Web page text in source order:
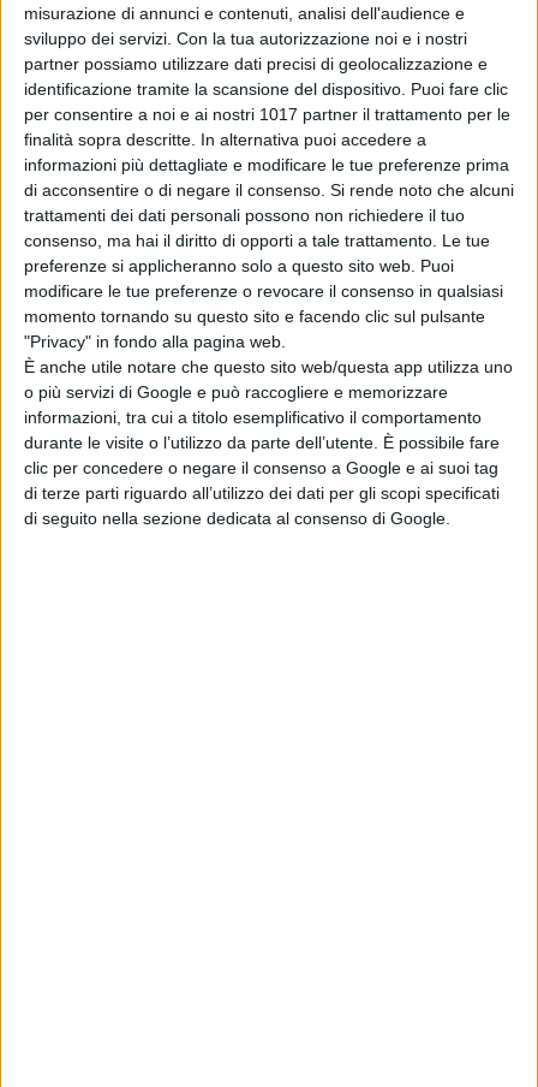
misurazione di annunci e contenuti, analisi dell'audience e
sviluppo dei servizi. Con la tua autorizzazione noi e i nostri
partner possiamo utilizzare dati precisi di geolocalizzazione e
identificazione tramite la scansione del dispositivo. Puoi fare clic
per consentire a noi e ai nostri 1017 partner il trattamento per le
finalità sopra descritte. In alternativa puoi accedere a
informazioni più dettagliate e modificare le tue preferenze prima
di acconsentire o di negare il consenso. Si rende noto che alcuni
trattamenti dei dati personali possono non richiedere il tuo
consenso, ma hai il diritto di opporti a tale trattamento. Le tue
preferenze si applicheranno solo a questo sito web. Puoi
modificare le tue preferenze o revocare il consenso in qualsiasi
momento tornando su questo sito e facendo clic sul pulsante
"Privacy" in fondo alla pagina web.
È anche utile notare che questo sito web/questa app utilizza uno
o più servizi di Google e può raccogliere e memorizzare
informazioni, tra cui a titolo esemplificativo il comportamento
durante le visite o l’utilizzo da parte dell’utente. È possibile fare
clic per concedere o negare il consenso a Google e ai suoi tag
di terze parti riguardo all’utilizzo dei dati per gli scopi specificati
di seguito nella sezione dedicata al consenso di Google.
“Junge Fever”nel1991, “Girl 6”fuori
concorso nel1996, “Summer of
Sam”,nel1999, “Ten Minutes Older”
in concorso nella sezioneUn Certain
Regardnel 2002, e
“BlacKkKlansman”nel2018,
vincitore delGrand Prixdel festival.
PubblicatoMarzo 16, 2021in
Festival di Cannes
daEmanuela Giuliani